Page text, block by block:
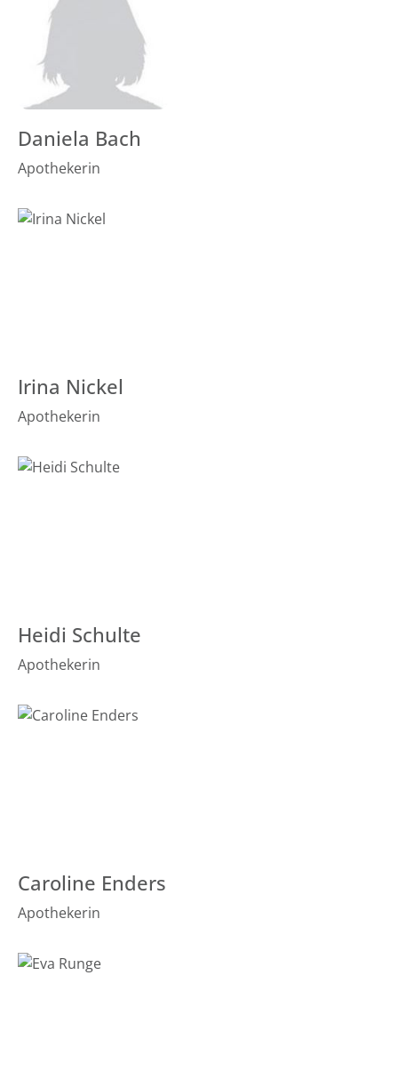
Daniela Bach
Apothekerin
Irina Nickel
Apothekerin
Heidi Schulte
Apothekerin
Caroline Enders
Apothekerin